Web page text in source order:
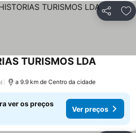
Partilhar
TURISMOS LDA
a 9.9 km de Centro da cidade
ver os preços
Ver preços